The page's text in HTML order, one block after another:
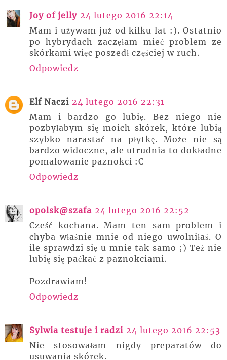
Joy of jelly 24 lutego 2016 22:14
Mam i używam już od kilku lat :). Ostatnio
po hybrydach zaczęłam mieć problem ze
skórkami więc poszedł częściej w ruch.
Odpowiedz
Elf Naczi 24 lutego 2016 22:31
Mam i bardzo go lubię. Bez niego nie
pozbyłabym się moich skórek, które lubią
szybko narastać na płytkę. Może nie są
bardzo widoczne, ale utrudnia to dokładne
pomalowanie paznokci :C
Odpowiedz
opolsk@szafa 24 lutego 2016 22:52
Cześć kochana. Mam ten sam problem i
chyba właśnie mnie od niego uwolniłaś. O
ile sprawdzi się u mnie tak samo ;) Też nie
lubię się paćkać z paznokciami.
Pozdrawiam!
Odpowiedz
Sylwia testuje i radzi 24 lutego 2016 22:53
Nie stosowałam nigdy preparatów do
usuwania skórek.